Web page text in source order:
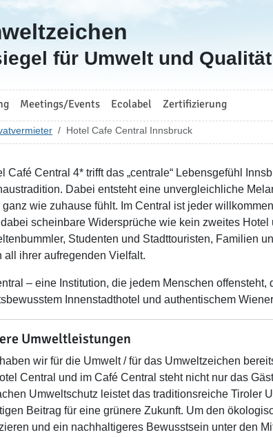
für Umwelt und Qualität
Meetings/Events Ecolabel Zertifizierung
Hotel Cafe Central Innsbruck
Café Central 4* trifft das „centrale“ Lebensgefühl
Dabei entsteht eine unvergleichliche
wie zuhause fühlt. Im Central ist jeder
scheinbare Widersprüche wie kein zweites
Studenten und Stadttouristen, Familien
all ihrer aufregenden Vielfalt.
– eine Institution, die jedem Menschen
Innenstadthotel und authentischem
Umweltleistungen
wir für die Umwelt / für das Umweltzeichen
Central und im Café Central steht nicht nur das
Umweltschutz leistet das traditionsreiche Tiroler
Beitrag für eine grünere Zukunft. Um den
und ein nachhaltigeres Bewusstsein unter den